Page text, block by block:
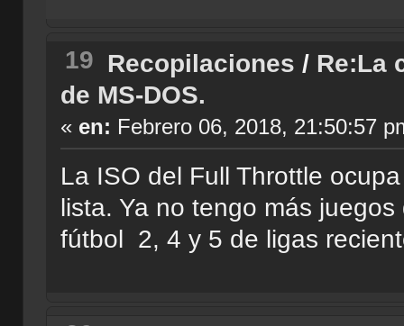
19 Recopilaciones / Re:La
de MS-DOS.
« en: Febrero 06, 2018, 21:50:57
La ISO del Full Throttle
lista. Ya no tengo más
fútbol 2, 4 y 5 de ligas